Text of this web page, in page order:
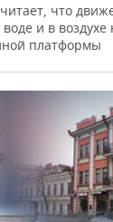
что
и в воздухе
платформы